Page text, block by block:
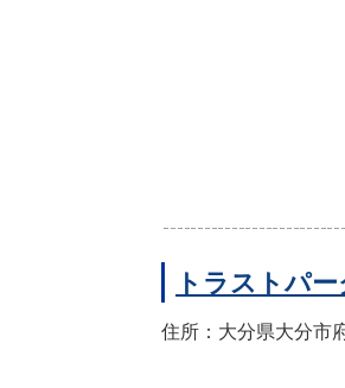
トラストパ
住所：大分県大分市